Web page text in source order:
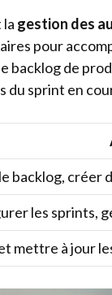
gestion des
pour
backlog de
du sprint en
backlog, créer
les sprints,
mettre à jour